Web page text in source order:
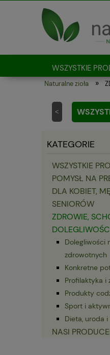
WSZYSTKIE
Jak kupować?
Naturalne zioła »
<
KATEGORIE
WSZYSTKIE
POMYSŁ NA
DLA KOBIET,
SENIORÓW
ZDROWIE,
Dolegliwości
zdrowotnych
Konkretne
Profilaktyka i
Produkty
Sport i
Dieta, uroda
NASI